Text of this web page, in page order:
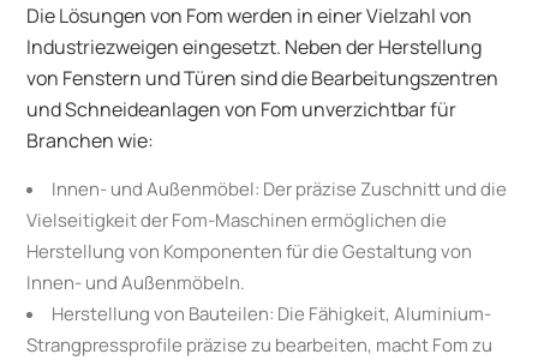
Die Lösungen von Fom werden in einer Vielzahl von
Industriezweigen eingesetzt. Neben der Herstellung
von Fenstern und Türen sind die Bearbeitungszentren
und Schneideanlagen von Fom unverzichtbar für
Branchen wie:
Innen- und Außenmöbel: Der präzise Zuschnitt und die
Vielseitigkeit der Fom-Maschinen ermöglichen die
Herstellung von Komponenten für die Gestaltung von
Innen- und Außenmöbeln.
Herstellung von Bauteilen: Die Fähigkeit, Aluminium-
Strangpressprofile präzise zu bearbeiten, macht Fom zu